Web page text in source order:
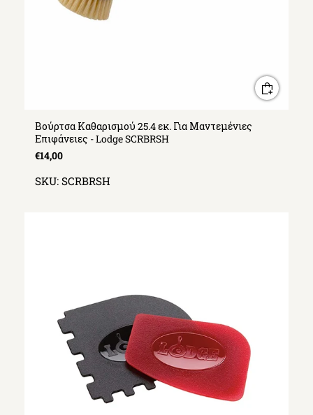
Βούρτσα Καθαρισμού 25.4 εκ. Για Μαντεμένιες
Επιφάνειες - Lodge SCRBRSH
€14,00
SKU: SCRBRSH